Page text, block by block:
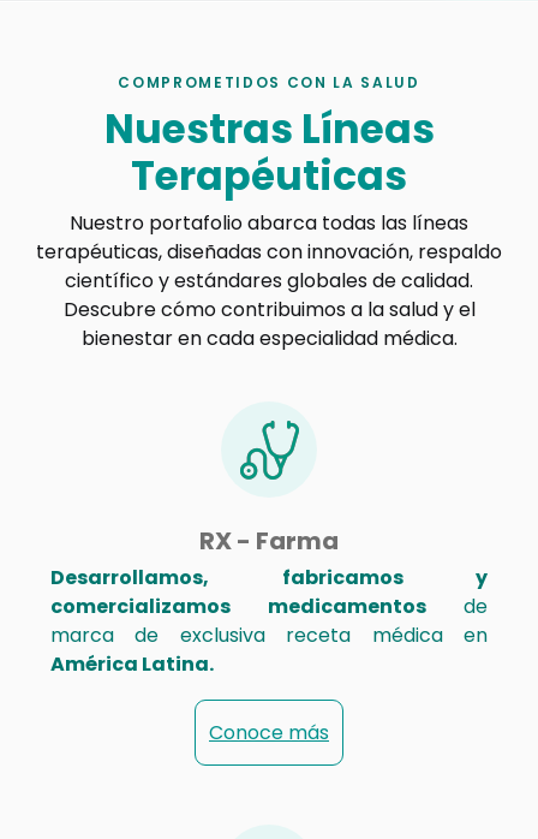
COMPROMETIDOS CON LA SALUD
Nuestras Líneas
Terapéuticas
Nuestro portafolio abarca todas las líneas
terapéuticas, diseñadas con innovación, respaldo
científico y estándares globales de calidad.
Descubre cómo contribuimos a la salud y el
bienestar en cada especialidad médica.
RX - Farma
Desarrollamos, fabricamos y
comercializamos medicamentosde
marca de exclusiva receta médica en
América Latina.
Conoce más